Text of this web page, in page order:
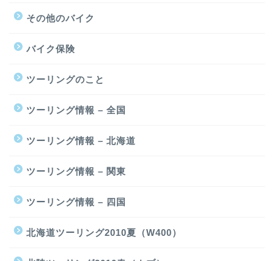
その他のバイク
バイク保険
ツーリングのこと
ツーリング情報 – 全国
ツーリング情報 – 北海道
ツーリング情報 – 関東
ツーリング情報 – 四国
北海道ツーリング2010夏（W400）